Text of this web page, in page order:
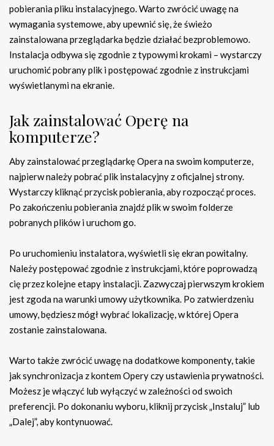
pobierania pliku instalacyjnego. Warto zwrócić uwagę na
wymagania systemowe, aby upewnić się, że świeżo
zainstalowana przeglądarka będzie działać bezproblemowo.
Instalacja odbywa się zgodnie z typowymi krokami – wystarczy
uruchomić pobrany plik i postępować zgodnie z instrukcjami
wyświetlanymi na ekranie.
Jak zainstalować Operę na
komputerze?
Aby zainstalować przeglądarkę Opera na swoim komputerze,
najpierw należy pobrać plik instalacyjny z oficjalnej strony.
Wystarczy kliknąć przycisk pobierania, aby rozpocząć proces.
Po zakończeniu pobierania znajdź plik w swoim folderze
pobranych plików i uruchom go.
Po uruchomieniu instalatora, wyświetli się ekran powitalny.
Należy postępować zgodnie z instrukcjami, które poprowadzą
cię przez kolejne etapy instalacji. Zazwyczaj pierwszym krokiem
jest zgoda na warunki umowy użytkownika. Po zatwierdzeniu
umowy, będziesz mógł wybrać lokalizację, w której Opera
zostanie zainstalowana.
Warto także zwrócić uwagę na dodatkowe komponenty, takie
jak synchronizacja z kontem Opery czy ustawienia prywatności.
Możesz je włączyć lub wyłączyć w zależności od swoich
preferencji. Po dokonaniu wyboru, kliknij przycisk „Instaluj” lub
„Dalej”, aby kontynuować.